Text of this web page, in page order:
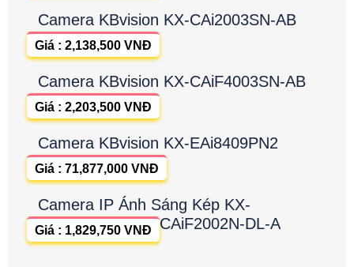
Camera KBvision KX-CAi2003SN-AB
Giá : 2,138,500 VNĐ
Camera KBvision KX-CAiF4003SN-AB
Giá : 2,203,500 VNĐ
Camera KBvision KX-EAi8409PN2
Giá : 71,877,000 VNĐ
Camera IP Ánh Sáng Kép KX-
CAiF2002N-DL-A
Giá : 1,829,750 VNĐ